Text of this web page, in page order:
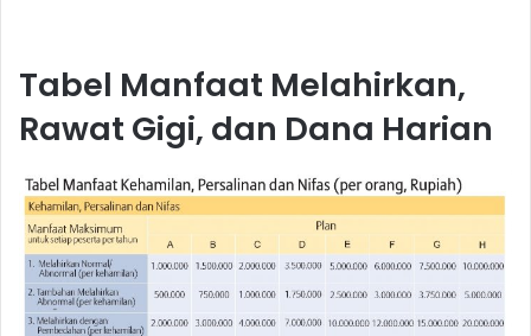
Tabel Manfaat Melahirkan,
Rawat Gigi, dan Dana Harian